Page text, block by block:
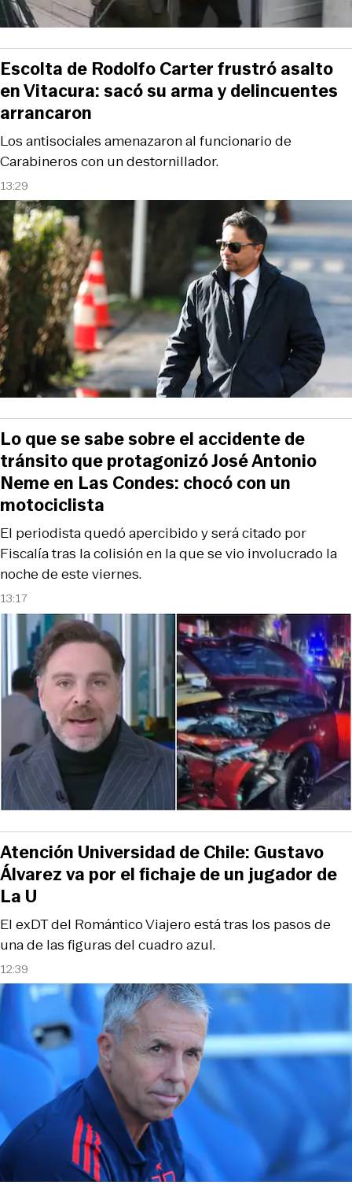
13:29
Los antisociales amenazaron al funcionario de
Carabineros con un destornillador.
Escolta de Rodolfo Carter frustró asalto
en Vitacura: sacó su arma y delincuentes
arrancaron
13:17
El periodista quedó apercibido y será citado por
Fiscalía tras la colisión en la que se vio involucrado la
noche de este viernes.
Lo que se sabe sobre el accidente de
tránsito que protagonizó José Antonio
Neme en Las Condes: chocó con un
motociclista
12:39
El exDT del Romántico Viajero está tras los pasos de
una de las figuras del cuadro azul.
Atención Universidad de Chile: Gustavo
Álvarez va por el fichaje de un jugador de
La U